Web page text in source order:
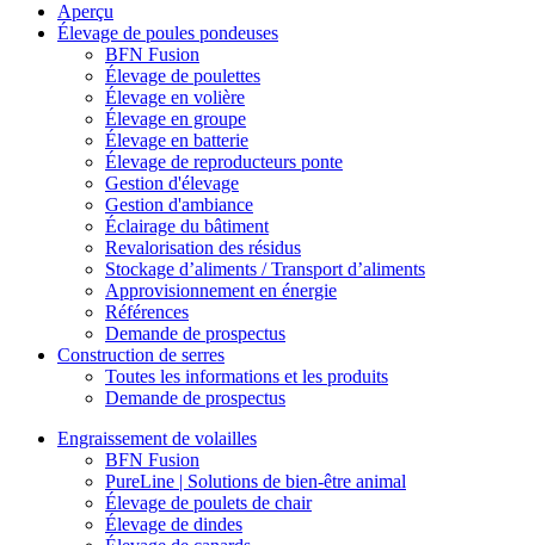
Aperçu
Élevage de poules pondeuses
BFN Fusion
Élevage de poulettes
Élevage en volière
Élevage en groupe
Élevage en batterie
Élevage de reproducteurs ponte
Gestion d'élevage
Gestion d'ambiance
Éclairage du bâtiment
Revalorisation des résidus
Stockage d’aliments / Transport d’aliments
Approvisionnement en énergie
Références
Demande de prospectus
Construction de serres
Toutes les informations et les produits
Demande de prospectus
Engraissement de volailles
BFN Fusion
PureLine | Solutions de bien-être animal
Élevage de poulets de chair
Élevage de dindes